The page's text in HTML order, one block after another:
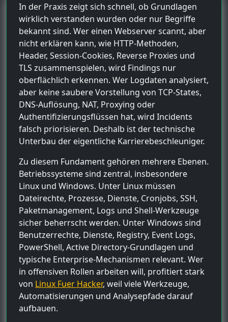
In der Praxis zeigt sich schnell, ob Grundlagen
wirklich verstanden wurden oder nur Begriffe
bekannt sind. Wer einen Webserver scannt, aber
nicht erklären kann, wie HTTP-Methoden,
Header, Session-Cookies, Reverse Proxies und
TLS zusammenspielen, wird Findings nur
oberflächlich erkennen. Wer Logdaten analysiert,
aber keine saubere Vorstellung von TCP-States,
DNS-Auflösung, NAT, Proxying oder
Authentifizierungsflüssen hat, wird Incidents
falsch priorisieren. Deshalb ist der technische
Unterbau der eigentliche Karrierebeschleuniger.
Zu diesem Fundament gehören mehrere Ebenen.
Betriebssysteme sind zentral, insbesondere
Linux und Windows. Unter Linux müssen
Dateirechte, Prozesse, Dienste, Cronjobs, SSH,
Paketmanagement, Logs und Shell-Werkzeuge
sicher beherrscht werden. Unter Windows sind
Benutzerrechte, Dienste, Registry, Event Logs,
PowerShell, Active Directory-Grundlagen und
typische Enterprise-Mechanismen relevant. Wer
in offensiven Rollen arbeiten will, profitiert stark
von Linux Fuer Hacker, weil viele Werkzeuge,
Automatisierungen und Analysepfade darauf
aufbauen.